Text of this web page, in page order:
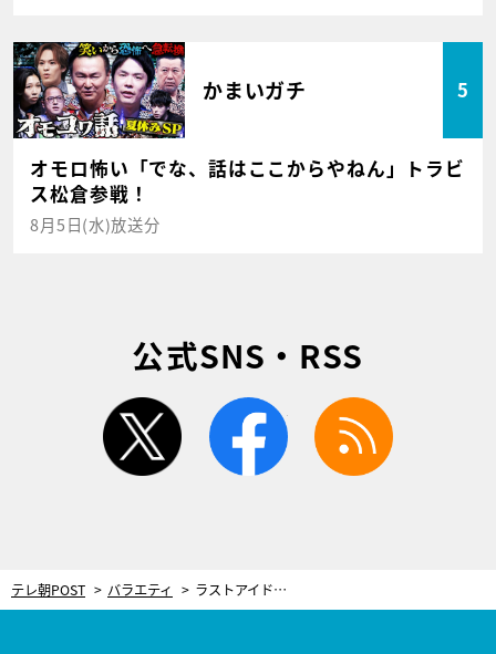
かまいガチ 5
オモロ怖い「でな、話はここからやねん」トラビ
ス松倉参戦！
8月5日(水)放送分
公式SNS・RSS
twitter facebook
テレ朝POST バラエティ ラストアイドル・間島和奏、実写ドラマ初出演！『ヒモメン』で美人司会者役に